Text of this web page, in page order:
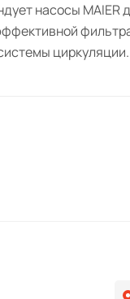
насосы
циркуляции.